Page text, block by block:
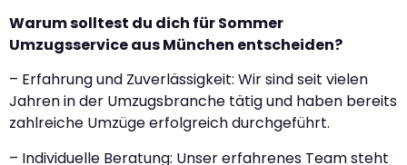
Warum solltest du dich für Sommer
Umzugsservice aus München entscheiden?
– Erfahrung und Zuverlässigkeit: Wir sind seit vielen
Jahren in der Umzugsbranche tätig und haben bereits
zahlreiche Umzüge erfolgreich durchgeführt.
– Individuelle Beratung: Unser erfahrenes Team steht